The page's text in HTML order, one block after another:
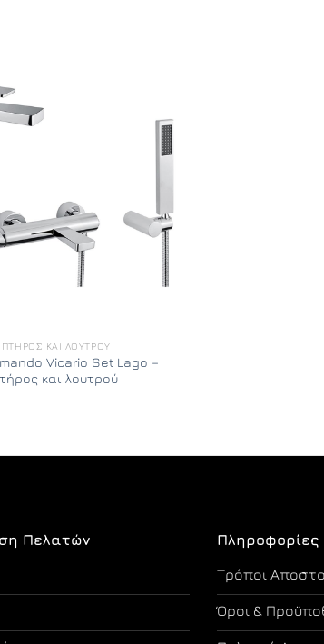
ΚΑΙ ΛΟΥΤΡΟΎ
Vicario Set Lago –
και λουτρού
Πελατών Πληροφορίες
Τρόποι
Όροι &